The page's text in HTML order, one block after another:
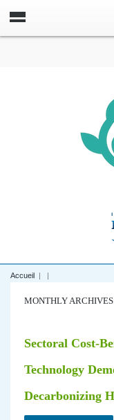
Accueil | |
MONTHLY
Sectoral Cost-
Technology
Decarbonizing